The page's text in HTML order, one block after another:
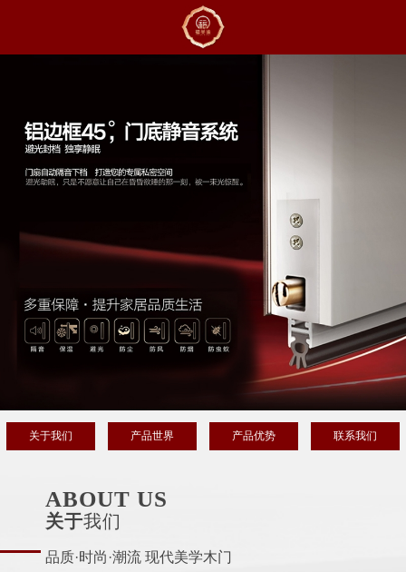
关于我们 产品世界 产品优势 联系我们
ABOUT US
关于我们
品质·时尚·潮流 现代美学木门